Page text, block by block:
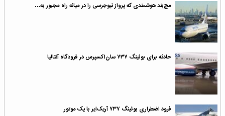
مچ‌بند هوشمندی که پرواز نیوجرسی را در میانه راه مجبور به…
حادثه برای بوئینگ ۷۳۷ سان‌اکسپرس در فرودگاه آنتالیا
فرود اضطراری بوئینگ ۷۳۷ آریک‌ایر با یک موتور